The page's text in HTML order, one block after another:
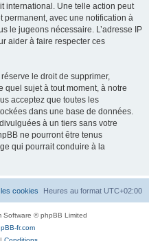
international. Une telle action peut
permanent, avec une notification à
le jugeons nécessaire. L’adresse IP
aider à faire respecter ces
le droit de supprimer,
quel sujet à tout moment, à notre
acceptez que toutes les
dans une base de données.
à un tiers sans votre
ne pourront être tenus
qui pourrait conduire à la
Heures au format UTC+02:00
cookies
Software © phpBB Limited
fr.com